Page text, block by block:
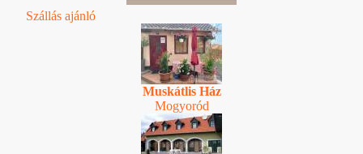
Szállás ajánló
Muskátlis Ház
Mogyoród